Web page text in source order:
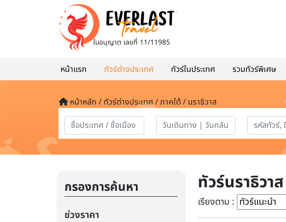
ใบอนุญาต เลขที่ 11/11985
หน้าแรก
ทัวร์ต่างประเทศ ทัวร์ในประเทศ รวมทัวร์พิเศษ
หน้าหลัก / ทัวร์ต่างประเทศ / ภาคใต้ / นราธิวาส
กรองการค้นหา
ช่วงราคา
ทัวร์นราธิวาส
เรียงตาม :